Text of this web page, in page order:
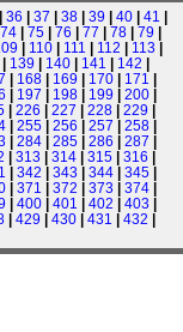
| 36 | 37 | 38 | 39 | 40 | 41 |
74 | 75 | 76 | 77 | 78 | 79 |
| 110 | 111 | 112 | 113 |
| 139 | 140 | 141 | 142 |
| 168 | 169 | 170 | 171 |
| 197 | 198 | 199 | 200 |
| 226 | 227 | 228 | 229 |
| 255 | 256 | 257 | 258 |
| 284 | 285 | 286 | 287 |
| 313 | 314 | 315 | 316 |
| 342 | 343 | 344 | 345 |
| 371 | 372 | 373 | 374 |
| 400 | 401 | 402 | 403 |
| 429 | 430 | 431 | 432 |